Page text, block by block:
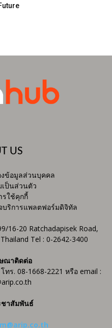
US
ข้อมูลส่วนบุคคล
ป็นส่วนตัว
รใช้คุกกี้
บริการแพลตฟอร์มดิจิทัล
16-20 Ratchadapisek Road,
Tel : 0-2642-3400
ณาติดต่อ
. 08-1668-2221 หรือ email :
ชาสัมพันธ์